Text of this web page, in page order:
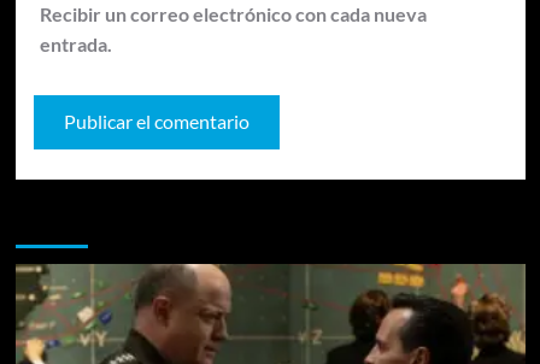
Recibir un correo electrónico con cada nueva
entrada.